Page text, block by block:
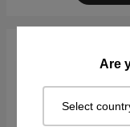
Are
Select